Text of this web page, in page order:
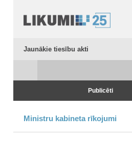
Jaunākie tiesību akti
Publicēti
Ministru kabineta rīkojumi